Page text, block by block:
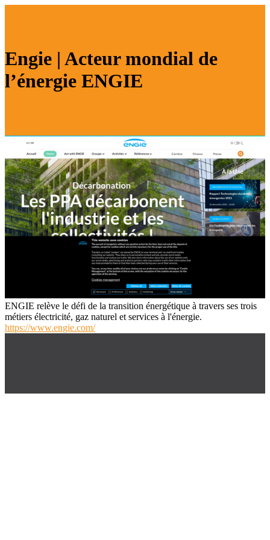
Engie | Acteur mondial de
l’énergie ENGIE
ENGIE relève le défi de la transition énergétique à travers ses trois
métiers électricité, gaz naturel et services à l'énergie.
https://www.engie.com/